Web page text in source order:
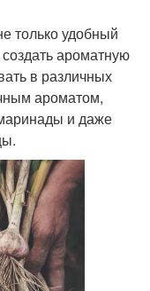
только удобный
ароматную
в различных
ароматом,
и даже